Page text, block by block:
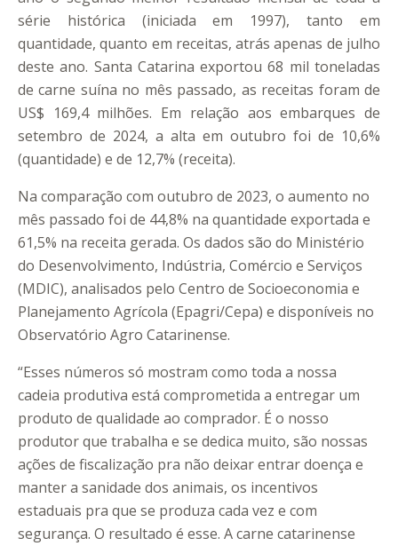
série histórica (iniciada em 1997), tanto em
quantidade, quanto em receitas, atrás apenas de julho
deste ano. Santa Catarina exportou 68 mil toneladas
de carne suína no mês passado, as receitas foram de
US$ 169,4 milhões. Em relação aos embarques de
setembro de 2024, a alta em outubro foi de 10,6%
(quantidade) e de 12,7% (receita).
Na comparação com outubro de 2023, o aumento no
mês passado foi de 44,8% na quantidade exportada e
61,5% na receita gerada. Os dados são do Ministério
do Desenvolvimento, Indústria, Comércio e Serviços
(MDIC), analisados pelo Centro de Socioeconomia e
Planejamento Agrícola (Epagri/Cepa) e disponíveis no
Observatório Agro Catarinense.
“Esses números só mostram como toda a nossa
cadeia produtiva está comprometida a entregar um
produto de qualidade ao comprador. É o nosso
produtor que trabalha e se dedica muito, são nossas
ações de fiscalização pra não deixar entrar doença e
manter a sanidade dos animais, os incentivos
estaduais pra que se produza cada vez e com
segurança. O resultado é esse. A carne catarinense